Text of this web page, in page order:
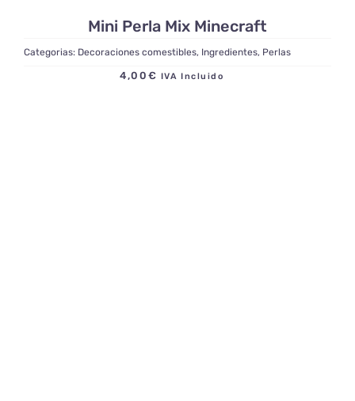
Mini Perla Mix Minecraft
Categorias: Decoraciones comestibles, Ingredientes, Perlas
4,00 € IVA Incluido